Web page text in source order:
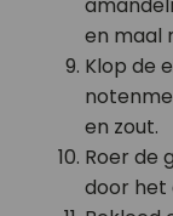
en maal
Klop de
en zout.
Roer de
door het